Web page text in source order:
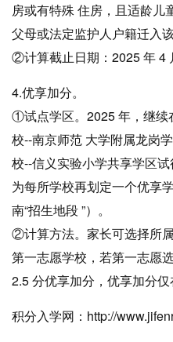
房或有特殊 住房，且适龄儿
父母或法定监护人户籍迁入
②计算截止日期：2025 年 4
4.优享加分。
①试点学区。2025 年，继续
校--南京师范 大学附属龙岗
校--信义实验小学共享学区
为每所学校再划定一个优享
南“招生地段 ”）。
②计算方法。家长可选择所
第一志愿学校，若第一志愿
2.5 分优享加分，优享加分仅
积分入学网： http://